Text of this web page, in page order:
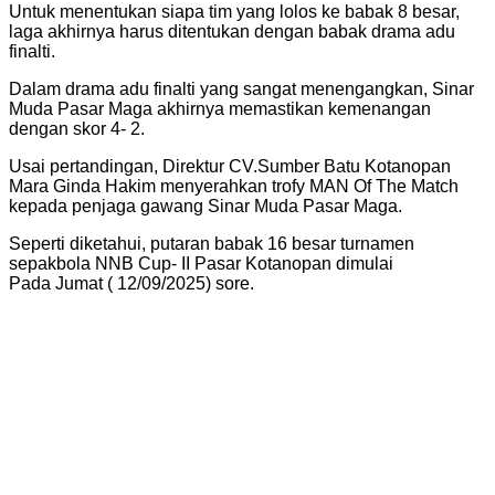
Untuk menentukan siapa tim yang lolos ke babak 8 besar,
laga akhirnya harus ditentukan dengan babak drama adu
finalti.
Dalam drama adu finalti yang sangat menengangkan, Sinar
Muda Pasar Maga akhirnya memastikan kemenangan
dengan skor 4- 2.
Usai pertandingan, Direktur CV.Sumber Batu Kotanopan
Mara Ginda Hakim menyerahkan trofy MAN Of The Match
kepada penjaga gawang Sinar Muda Pasar Maga.
Seperti diketahui, putaran babak 16 besar turnamen
sepakbola NNB Cup- II Pasar Kotanopan dimulai
Pada Jumat ( 12/09/2025) sore.